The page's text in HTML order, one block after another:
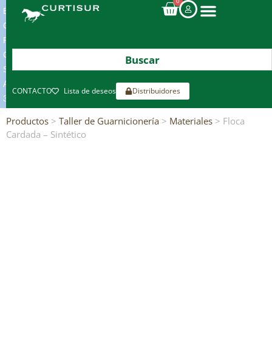
ENVIOS
GRATIS
POR
COMPRAS
SUPERIORES
A
300€*
CONTACTO Lista de deseos Distribuidores
Productos > Taller de Guarnicionería > Materiales > Floca
Cardada – Sintético